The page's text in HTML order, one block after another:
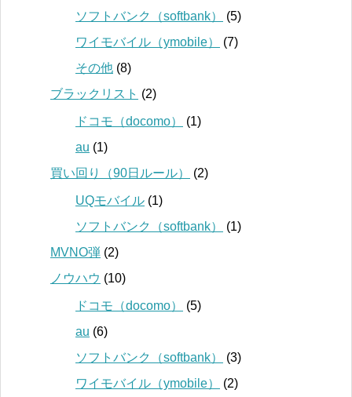
ソフトバンク（softbank）
(5)
ワイモバイル（ymobile）
(7)
その他 (8)
ブラックリスト (2)
ドコモ（docomo）
(1)
au (1)
買い回り（90日ルール）
(2)
UQモバイル (1)
ソフトバンク（softbank）
(1)
MVNO弾 (2)
ノウハウ (10)
ドコモ（docomo）
(5)
au (6)
ソフトバンク（softbank）
(3)
ワイモバイル（ymobile）
(2)